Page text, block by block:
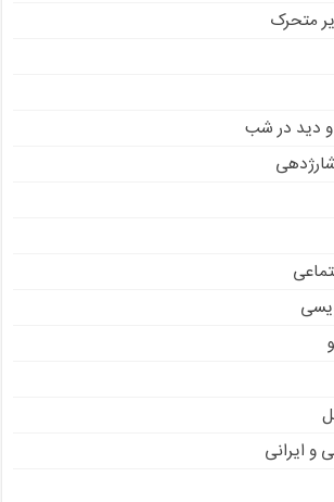
متحرک
دید در شب
و ایرانی